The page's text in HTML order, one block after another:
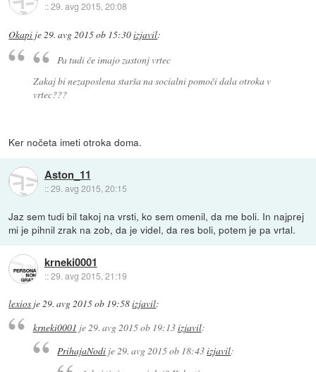
::29. avg 2015, 20:08
Okapi je29. avg 2015 ob 15:30izjavil:
Pa tudi če imajo zastonj vrtec
Zakaj bi nezaposlena starša na socialni pomoči dala otroka v
vrtec???
Ker nočeta imeti otroka doma.
Aston_11
::29. avg 2015, 20:15
Jaz sem tudi bil takoj na vrsti, ko sem omenil, da me boli. In najprej
mi je pihnil zrak na zob, da je videl, da res boli, potem je pa vrtal.
krneki0001
::29. avg 2015, 21:19
lexios je29. avg 2015 ob 19:58izjavil:
krneki0001 je29. avg 2015 ob 19:13izjavil:
PrihajaNodi je 29. avg 2015 ob 18:43izjavil: